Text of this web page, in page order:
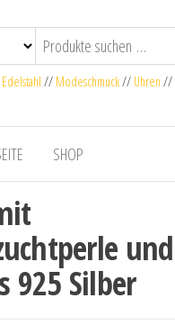
Edelstahl // Modeschmuck// Uhren //
SHOP
und
925 Silber